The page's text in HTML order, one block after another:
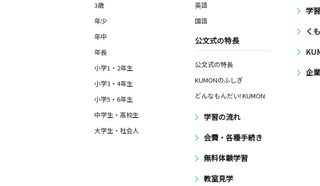
3歳
年少
年中
年長
小学1・2年生
小学3・4年生
小学5・6年生
中学生・高校生
大学生・社会人
英語
国語
公文式の特長
公文式の特長
KUMONのふしぎ
どんなもんだい! KUMON
学習の流れ
会費・各種手続き
無料体験学習
教室見学
学
く
企